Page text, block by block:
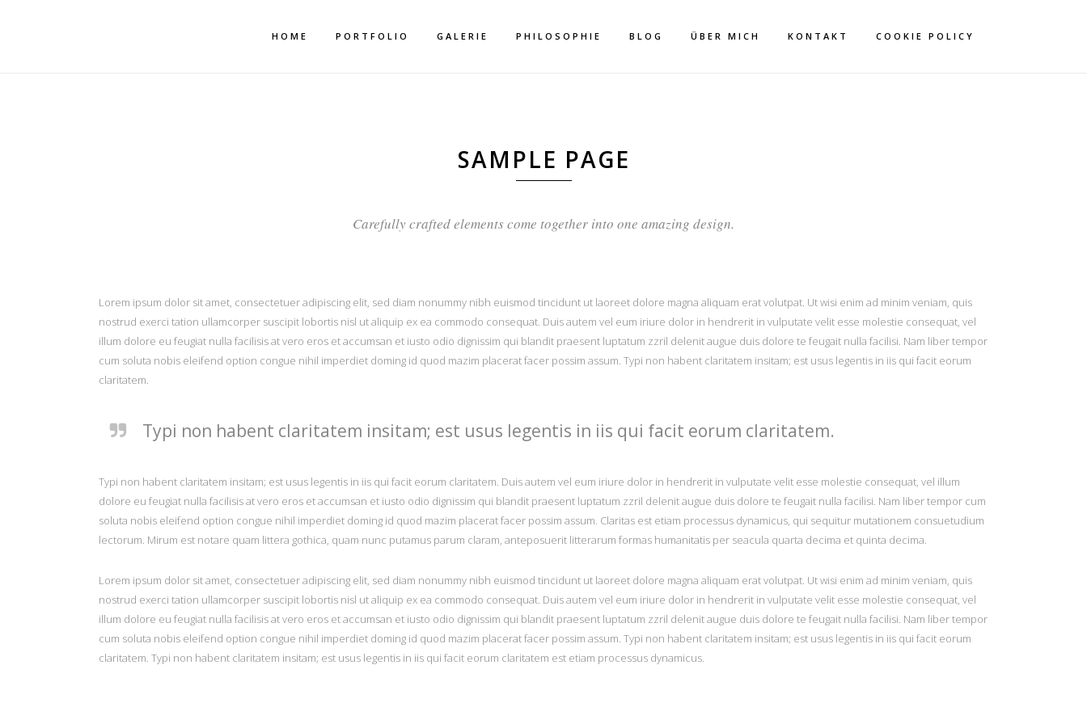
HOME PORTFOLIO GALERIE PHILOSOPHIE BLOG ÜBER MICH KONTAKT COOKIE POLICY
STANDARD HEADER
SAMPLE PAGE
Carefully crafted elements come together into one amazing design.
Lorem ipsum dolor sit amet, consectetuer adipiscing elit, sed diam nonummy nibh euismod tincidunt ut laoreet dolore magna aliquam erat volutpat. Ut wisi enim ad minim veniam, quis
nostrud exerci tation ullamcorper suscipit lobortis nisl ut aliquip ex ea commodo consequat. Duis autem vel eum iriure dolor in hendrerit in vulputate velit esse molestie consequat, vel
illum dolore eu feugiat nulla facilisis at vero eros et accumsan et iusto odio dignissim qui blandit praesent luptatum zzril delenit augue duis dolore te feugait nulla facilisi. Nam liber tempor
cum soluta nobis eleifend option congue nihil imperdiet doming id quod mazim placerat facer possim assum. Typi non habent claritatem insitam; est usus legentis in iis qui facit eorum
claritatem.
Typi non habent claritatem insitam; est usus legentis in iis qui facit eorum claritatem.
Typi non habent claritatem insitam; est usus legentis in iis qui facit eorum claritatem. Duis autem vel eum iriure dolor in hendrerit in vulputate velit esse molestie consequat, vel illum
dolore eu feugiat nulla facilisis at vero eros et accumsan et iusto odio dignissim qui blandit praesent luptatum zzril delenit augue duis dolore te feugait nulla facilisi. Nam liber tempor cum
soluta nobis eleifend option congue nihil imperdiet doming id quod mazim placerat facer possim assum. Claritas est etiam processus dynamicus, qui sequitur mutationem consuetudium
lectorum. Mirum est notare quam littera gothica, quam nunc putamus parum claram, anteposuerit litterarum formas humanitatis per seacula quarta decima et quinta decima.
Lorem ipsum dolor sit amet, consectetuer adipiscing elit, sed diam nonummy nibh euismod tincidunt ut laoreet dolore magna aliquam erat volutpat. Ut wisi enim ad minim veniam, quis
nostrud exerci tation ullamcorper suscipit lobortis nisl ut aliquip ex ea commodo consequat. Duis autem vel eum iriure dolor in hendrerit in vulputate velit esse molestie consequat, vel
illum dolore eu feugiat nulla facilisis at vero eros et accumsan et iusto odio dignissim qui blandit praesent luptatum zzril delenit augue duis dolore te feugait nulla facilisi. Nam liber tempor
cum soluta nobis eleifend option congue nihil imperdiet doming id quod mazim placerat facer possim assum. Typi non habent claritatem insitam; est usus legentis in iis qui facit eorum
claritatem. Typi non habent claritatem insitam; est usus legentis in iis qui facit eorum claritatem est etiam processus dynamicus.
KONTAKT
Christian Penning
Text · Foto · Film
Balkham 22 · 85625 Glonn
Mobil +49 171 1412018
Skypechris_penning
Email info@christian-penning.com
Web www.christian-penning.com
NEUESTE ARTIKEL IM BLOG
Cover-Shot – Hochgefühle auf Hochtour
Brasilien – Surfer’s Paradise
Shortlist-Nominierung Berg.Welten.Bild
Besuch beim Wildnis-Philosophen
KALENDER
August 2026
D D
1
2
17
18 19 20 21 22
23
24
25 26 27 28 29
30
INSTAGRAM
Load More...